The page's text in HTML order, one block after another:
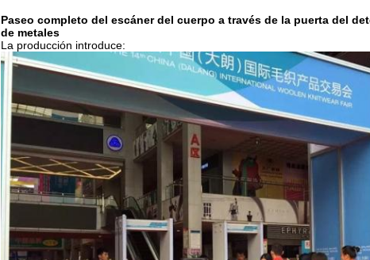
Paseo completo del escáner del cuerpo a través de la puerta del
de metales
La producción introduce: